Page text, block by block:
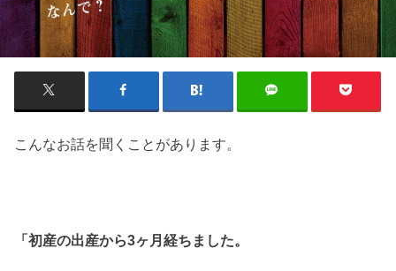
こんなお話を聞くことがあります。
「初産の出産から3ヶ月経ちました。